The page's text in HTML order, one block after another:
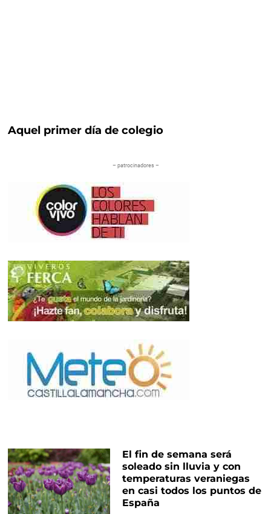
Aquel primer día de colegio
– patrocinadores –
El fin de semana será
soleado sin lluvia y con
temperaturas veraniegas
en casi todos los puntos de
España